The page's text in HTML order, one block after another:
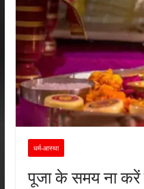
धर्म-आस्था
पूजा के समय ना करें